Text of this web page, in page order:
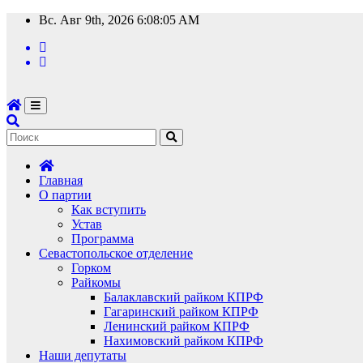
Перейти
содержимому
Вс. Авг 9th, 2026 6:08:06 AM
Главная
О партии
Как вступить
Устав
Программа
Севастопольское отделение
Горком
Райкомы
Балаклавский райком КПРФ
Гагаринский райком КПРФ
Ленинский райком КПРФ
Нахимовский райком КПРФ
Наши депутаты